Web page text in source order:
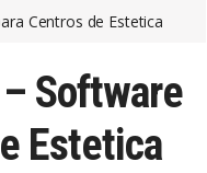
Centros de Estetica
Software
Estetica